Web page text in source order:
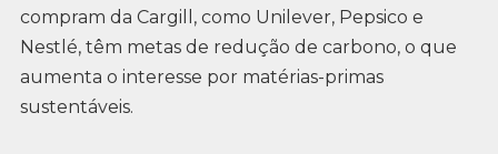
compram da Cargill, como Unilever, Pepsico e
Nestlé, têm metas de redução de carbono, o que
aumenta o interesse por matérias-primas
sustentáveis.